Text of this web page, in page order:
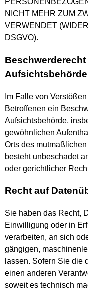
NICHT MEHR ZUM
VERWENDET
DSGVO).
Aufsichts­behörde
Im Falle von
Betroffenen ein
Aufsichtsbehörde,
gewöhnlichen
Orts des
besteht unbeschadet
oder gerichtlicher
Recht auf
Sie haben das Recht,
Einwilligung oder in
verarbeiten, an sich
gängigen,
lassen. Sofern Sie die
einen anderen
soweit es technisch